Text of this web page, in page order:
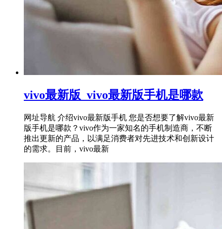
vivo最新版_vivo最新版手机是哪款
网址导航 介绍vivo最新版手机 您是否想要了解vivo最新
版手机是哪款？vivo作为一家知名的手机制造商，不断
推出更新的产品，以满足消费者对先进技术和创新设计
的需求。目前，vivo最新